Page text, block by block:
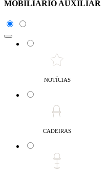
MOBILIÁRIO AUXILIAR
NOTÍCIAS
CADEIRAS